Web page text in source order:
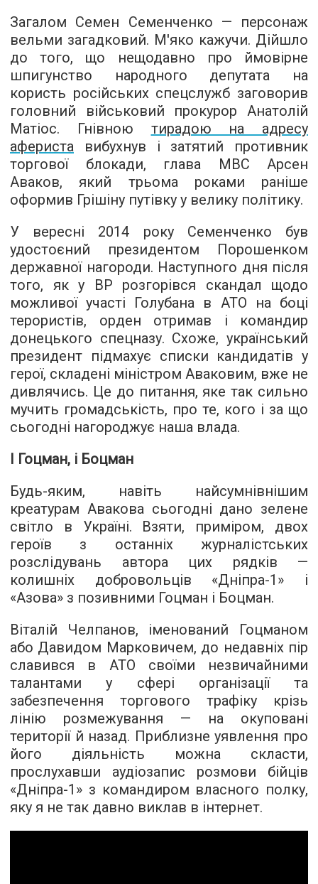
Загалом Семен Семенченко — персонаж
вельми загадковий. М'яко кажучи. Дійшло
до того, що нещодавно про ймовірне
шпигунство народного депутата на
користь російських спецслужб заговорив
головний військовий прокурор Анатолій
Матіос. Гнівною тирадою на адресу
афериста вибухнув і затятий противник
торгової блокади, глава МВС Арсен
Аваков, який трьома роками раніше
оформив Грішіну путівку у велику політику.
У вересні 2014 року Семенченко був
удостоєний президентом Порошенком
державної нагороди. Наступного дня після
того, як у ВР розгорівся скандал щодо
можливої ​​участі Голубана в АТО на боці
терористів, орден отримав і командир
донецького спецназу. Схоже, український
президент підмахує списки кандидатів у
герої, складені міністром Аваковим, вже не
дивлячись. Це до питання, яке так сильно
мучить громадськість, про те, кого і за що
сьогодні нагороджує наша влада.
І Гоцман, і Боцман
Будь-яким, навіть найсумнівнішим
креатурам Авакова сьогодні дано зелене
світло в Україні. Взяти, приміром, двох
героїв з останніх журналістських
розслідувань автора цих рядків —
колишніх добровольців «Дніпра-1» і
«Азова» з позивними Гоцман і Боцман.
Віталій Челпанов, іменований Гоцманом
або Давидом Марковичем, до недавніх пір
славився в АТО своїми незвичайними
талантами у сфері організації та
забезпечення торгового трафіку крізь
лінію розмежування — на окуповані
території й назад. Приблизне уявлення про
його діяльність можна скласти,
прослухавши аудіозапис розмови бійців
«Дніпра-1» з командиром власного полку,
яку я не так давно виклав в інтернет.